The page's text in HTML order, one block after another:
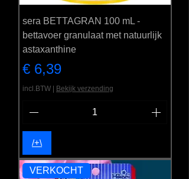
sera BETTAGRAN 100 mL -
bettavoer granulaat met natuurlijk
astaxanthine
Prijs
€ 6,39
incl.BTW Bekijk verzending
/+\
VERKOCHT